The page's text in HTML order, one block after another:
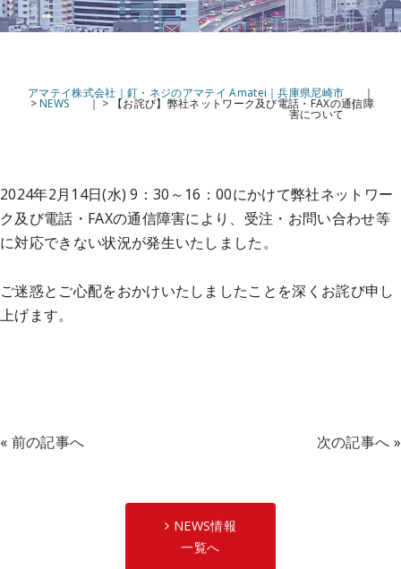
アマテイ株式会社｜釘・ネジのアマテイ Amatei｜兵庫県尼崎市
> NEWS > 【お詫び】弊社ネットワーク及び電話・FAXの通信障
害について
2024年2月14日(水) 9：30～16：00にかけて弊社ネットワー
ク及び電話・FAXの通信障害により、受注・お問い合わせ等
に対応できない状況が発生いたしました。
ご迷惑とご心配をおかけいたしましたことを深くお詫び申し
上げます。
« 前の記事へ
NEWS情報
一覧へ
次の記事へ »